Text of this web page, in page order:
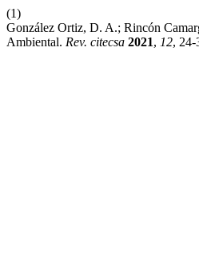
(1)
González Ortiz, D. A.; Rincón
Ambiental. Rev. citecsa 2021, 12, 24-